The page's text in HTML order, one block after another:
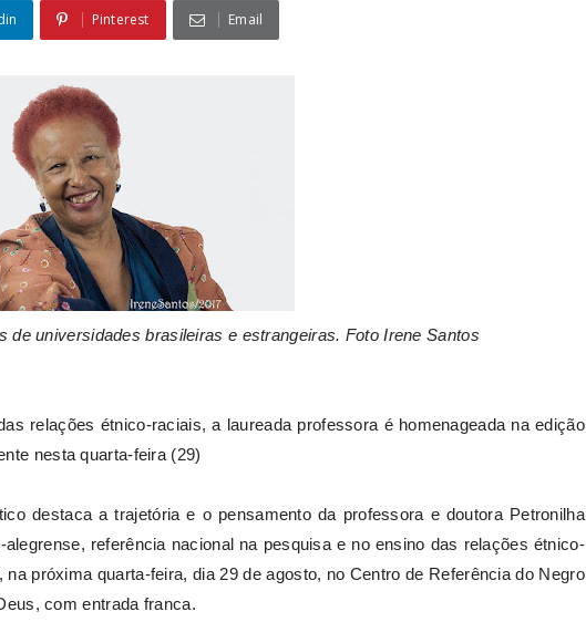
Pinterest Email
de universidades brasileiras e estrangeiras. Foto Irene Santos
relações étnico-raciais, a laureada professora é homenageada na edição
nesta quarta-feira (29)
destaca a trajetória e o pensamento da professora e doutora Petronilha
referência nacional na pesquisa e no ensino das relações étnico-
próxima quarta-feira, dia 29 de agosto, no Centro de Referência do Negro
com entrada franca.